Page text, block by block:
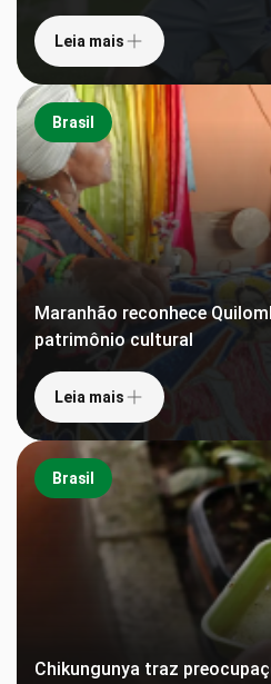
Leia mais
Brasil
Maranhão reconhece
patrimônio cultural
Leia mais
Brasil
Chikungunya traz